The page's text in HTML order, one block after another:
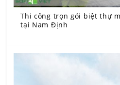
Thi công trọn gói biệt thự
tại Nam Định